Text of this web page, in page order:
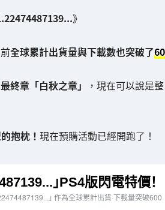
》
全球累計出貨量與下載數也突破了60
最終章「白秋之章」
，現在可以說是整
抱枕！ 現在預購活動已經開跑了！